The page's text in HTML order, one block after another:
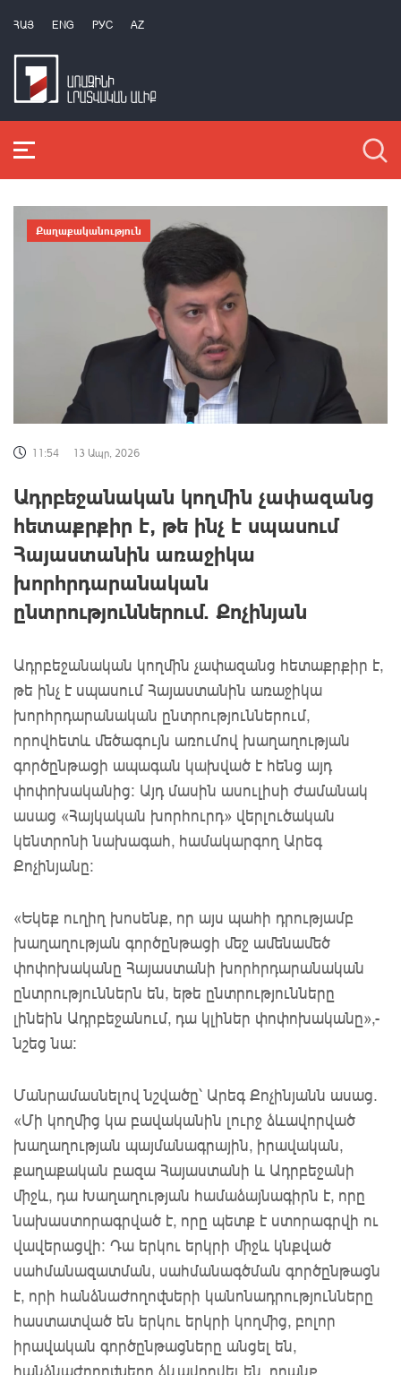
ՀԱՅ ENG РУС AZ
Քաղաքականություն
11:54 13 Ապր, 2026
Ադրբեջանական կողմին չափազանց
հետաքրքիր է, թե ինչ է սպասում
Հայաստանին առաջիկա
խորհրդարանական
ընտրություններում. Քոչինյան
Ադրբեջանական կողմին չափազանց հետաքրքիր է,
թե ինչ է սպասում Հայաստանին առաջիկա
խորհրդարանական ընտրություններում,
որովհետև մեծագույն առումով խաղաղության
գործընթացի ապագան կախված է հենց այդ
փոփոխականից: Այդ մասին ասուլիսի ժամանակ
ասաց «Հայկական խորհուրդ» վերլուծական
կենտրոնի նախագահ, համակարգող Արեգ
Քոչինյանը:
«Եկեք ուղիղ խոսենք, որ այս պահի դրությամբ
խաղաղության գործընթացի մեջ ամենամեծ
փոփոխականը Հայաստանի խորհրդարանական
ընտրություններն են, եթե ընտրությունները
լինեին Ադրբեջանում, դա կլիներ փոփոխականը»,-
նշեց նա:
Մանրամասնելով նշվածը՝ Արեգ Քոչինյանն ասաց.
«Մի կողմից կա բավականին լուրջ ձևավորված
խաղաղության պայմանագրային, իրավական,
քաղաքական բազա Հայաստանի և Ադրբեջանի
միջև, դա Խաղաղության համաձայնագիրն է, որը
նախաստորագրված է, որը պետք է ստորագրվի ու
վավերացվի: Դա երկու երկրի միջև կնքված
սահմանազատման, սահմանագծման գործընթացն
է, որի հանձնաժողովների կանոնադրությունները
հաստատված են երկու երկրի կողմից, բոլոր
իրավական գործընթացները անցել են,
հանձնաժողովները ձևավորվել են, դրանք